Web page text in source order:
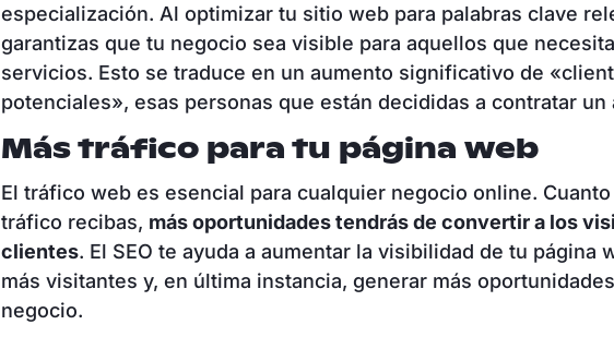
especialización. Al optimizar tu sitio web para palabras clave
garantizas que tu negocio sea visible para aquellos que
servicios. Esto se traduce en un aumento significativo de
potenciales», esas personas que están decididas a contratar un
Más tráfico para tu página web
El tráfico web es esencial para cualquier negocio online. Cuanto
tráfico recibas, más oportunidades tendrás de convertir a los
clientes. El SEO te ayuda a aumentar la visibilidad de tu página
más visitantes y, en última instancia, generar más
negocio.